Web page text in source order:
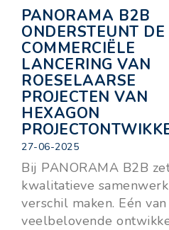
PANORAMA B2B
ONDERSTEUNT DE
COMMERCIËLE
LANCERING VAN
ROESELAARSE
PROJECTEN VAN
HEXAGON
27-06-2025
Bij PANORAMA B2B
kwalitatieve
verschil maken. Eén
veelbelovende